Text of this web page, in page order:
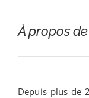
À propos
Depuis plus de